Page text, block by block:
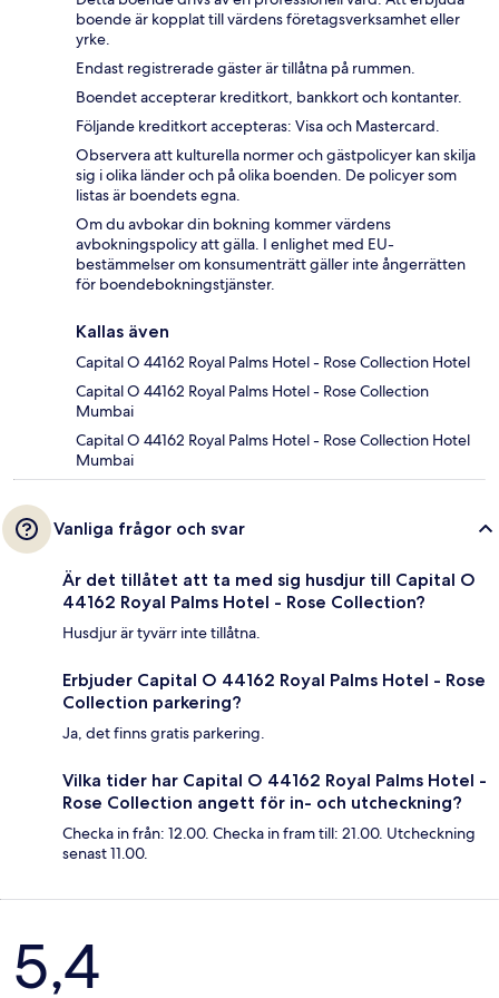
boende är kopplat till värdens företagsverksamhet eller
yrke.
Endast registrerade gäster är tillåtna på rummen.
Boendet accepterar kreditkort, bankkort och kontanter.
Följande kreditkort accepteras: Visa och Mastercard.
Observera att kulturella normer och gästpolicyer kan skilja
sig i olika länder och på olika boenden. De policyer som
listas är boendets egna.
Om du avbokar din bokning kommer värdens
avbokningspolicy att gälla. I enlighet med EU-
bestämmelser om konsumenträtt gäller inte ångerrätten
för boendebokningstjänster.
Kallas även
Capital O 44162 Royal Palms Hotel - Rose Collection Hotel
Capital O 44162 Royal Palms Hotel - Rose Collection
Mumbai
Capital O 44162 Royal Palms Hotel - Rose Collection Hotel
Mumbai
Vanliga frågor och svar
Är det tillåtet att ta med sig husdjur till Capital O
44162 Royal Palms Hotel - Rose Collection?
Husdjur är tyvärr inte tillåtna.
Erbjuder Capital O 44162 Royal Palms Hotel - Rose
Collection parkering?
Ja, det finns gratis parkering.
Vilka tider har Capital O 44162 Royal Palms Hotel -
Rose Collection angett för in- och utcheckning?
Checka in från: 12.00. Checka in fram till: 21.00. Utcheckning
senast 11.00.
Recensioner
5,4